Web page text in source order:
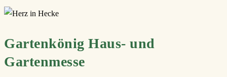
Gartenkönig Haus- und
Gartenmesse